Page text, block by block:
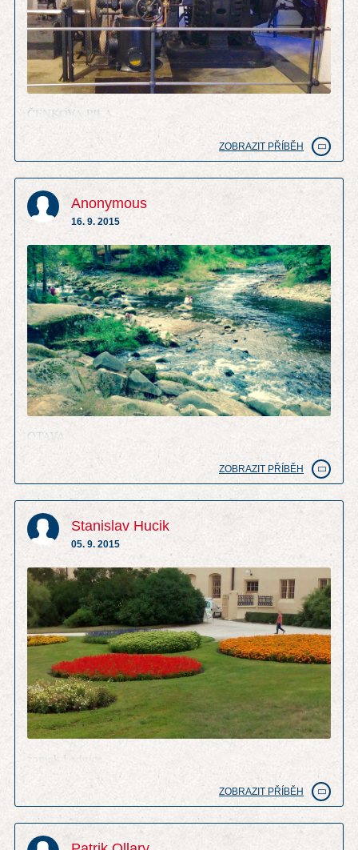
ČENKOVA PILA
ZOBRAZIT PŘÍBĚH
Anonymous
16. 9. 2015
OTAVA
ZOBRAZIT PŘÍBĚH
Stanislav Hucik
05. 9. 2015
zamek Lednice
ZOBRAZIT PŘÍBĚH